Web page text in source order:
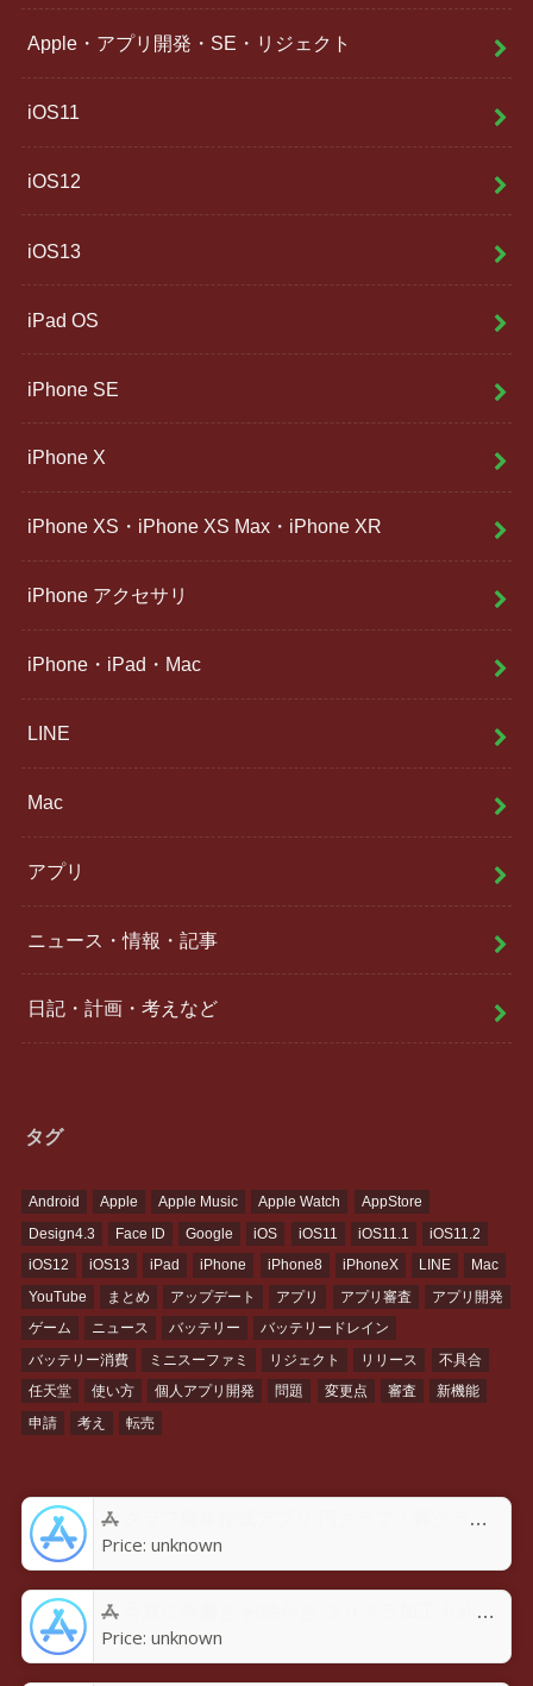
Apple・アプリ開発・SE・リジェクト
iOS11
iOS12
iOS13
iPad OS
iPhone SE
iPhone X
iPhone XS・iPhone XS Max・iPhone XR
iPhone アクセサリ
iPhone・iPad・Mac
LINE
Mac
アプリ
ニュース・情報・記事
日記・計画・考えなど
タグ
Android Apple Apple Music Apple Watch
AppStore
Design4.3
Face ID Google iOS iOS11 iOS11.1
iOS11.2
iOS12
iOS13 iPad iPhone iPhone8 iPhoneX LINE
Mac
YouTube
まとめ アップデート アプリ アプリ審査
アプリ開発
ゲーム
ニュース バッテリー
バッテリードレイン
バッテリー消費
ミニスーファミ リジェクト リリース
不具合
任天堂
使い方 個人アプリ開発 問題 変更点 審査
新機能
申請
考え 転売
グラフ簡単作成アプリ 円グラフ・棒グラフ・折れ線GraPhoアプリ - App Store
Price: unknown
写真に落書き お絵かき プリクラ加工-Rakugaky-アプリ - App Store
Price: unknown